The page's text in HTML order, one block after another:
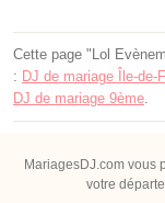
Cette page "Lol
: DJ de mariage Île-de-
DJ de mariage 9ème.
MariagesDJ.com vous
votre